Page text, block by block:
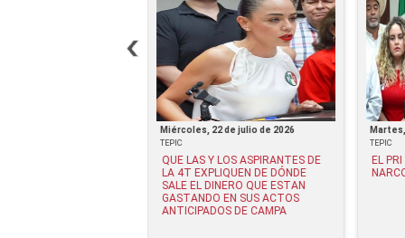
Miércoles, 22 de julio de 2026
TEPIC
QUE LAS Y LOS ASPIRANTES DE
LA 4T EXPLIQUEN DE DÓNDE
SALE EL DINERO QUE ESTAN
GASTANDO EN SUS ACTOS
ANTICIPADOS DE CAMPA
TEPIC
EL